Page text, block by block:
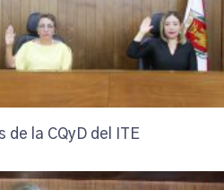
de la CQyD del ITE